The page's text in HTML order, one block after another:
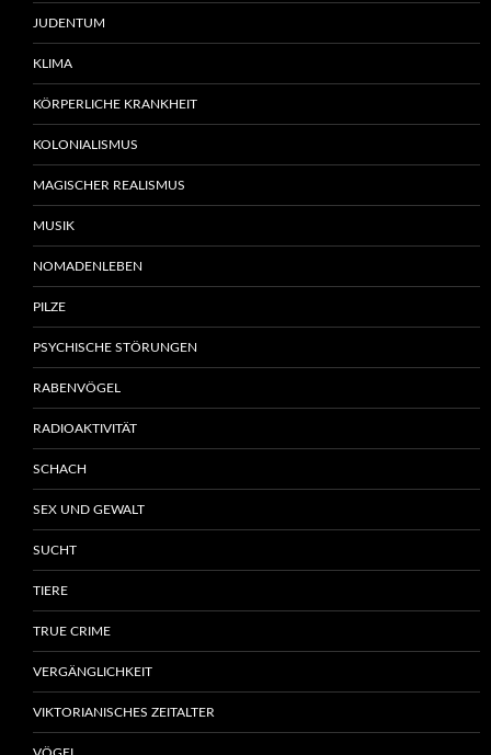
JUDENTUM
KLIMA
KÖRPERLICHE KRANKHEIT
KOLONIALISMUS
MAGISCHER REALISMUS
MUSIK
NOMADENLEBEN
PILZE
PSYCHISCHE STÖRUNGEN
RABENVÖGEL
RADIOAKTIVITÄT
SCHACH
SEX UND GEWALT
SUCHT
TIERE
TRUE CRIME
VERGÄNGLICHKEIT
VIKTORIANISCHES ZEITALTER